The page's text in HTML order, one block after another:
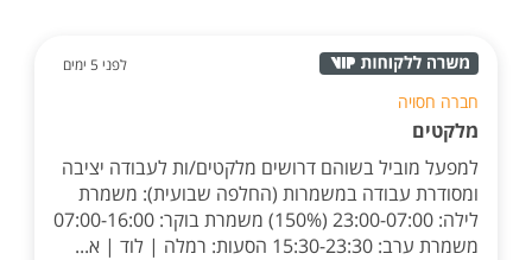
לפני 5 ימים
חברה חסויה
מלקטים
למפעל מוביל בשוהם דרושים מלקטים/ות לעבודה יציבה
ומסודרת עבודה במשמרות (החלפה שבועית): משמרת
לילה: 23:00-07:00 (150%) משמרת בוקר: 07:00-16:00
משמרת ערב: 15:30-23:30 הסעות: רמלה | לוד | א...